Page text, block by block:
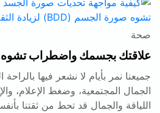
صحة
علاقتك بجسمك واضطراب
جميعنا نمر بأيام لا نشعر فيها بالراحة
الجمال المجتمعية، وضغط الإعلام،
اللياقة والجمال قد تحط من ثقتنا